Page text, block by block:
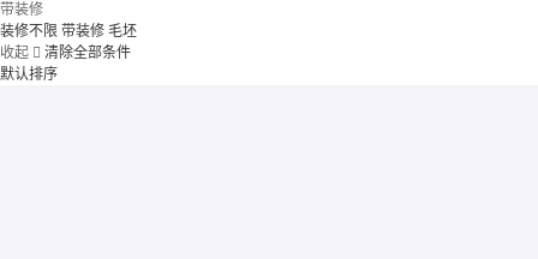
带装修
装修不限 带装修 毛坯
收起  清除全部条件
默认排序